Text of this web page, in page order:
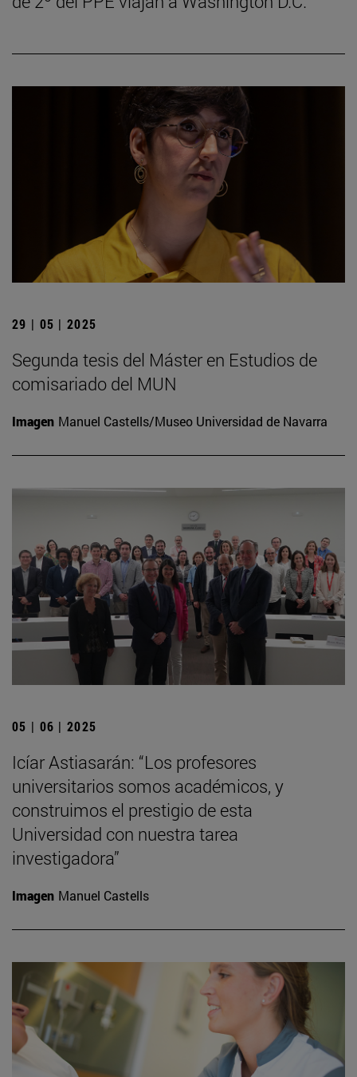
29 | 05 | 2025
Segunda tesis del Máster en Estudios de
comisariado del MUN
Imagen Manuel Castells/Museo Universidad de Navarra
05 | 06 | 2025
Icíar Astiasarán: “Los profesores
universitarios somos académicos, y
construimos el prestigio de esta
Universidad con nuestra tarea
investigadora”
Imagen Manuel Castells